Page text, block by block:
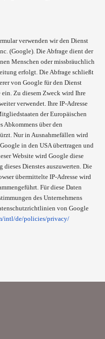
verwenden wir den Dienst
(Google). Die Abfrage dient der
Menschen oder missbräuchlich
erfolgt. Die Abfrage schließt
von Google für den Dienst
Zu diesem Zweck wird Ihre
verwendet. Ihre IP-Adresse
der Europäischen
Abkommens über den
Nur in Ausnahmefällen wird
in den USA übertragen und
Website wird Google diese
Dienstes auszuwerten. Die
übermittelte IP-Adresse wird
Für diese Daten
des Unternehmens
von Google
intl/de/policies/privacy/